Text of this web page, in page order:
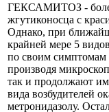
ГЕКСАМИТОЗ -
жгутиконосца с
Однако, при
крайней мере 5
по своим симптомам
производя
так и продолжают
вида возбудителей
метронидазолу.